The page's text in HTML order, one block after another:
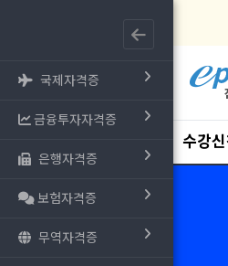
국제자격증
금융투자자격증
은행자격증
보험자격증
무역자격증
수강